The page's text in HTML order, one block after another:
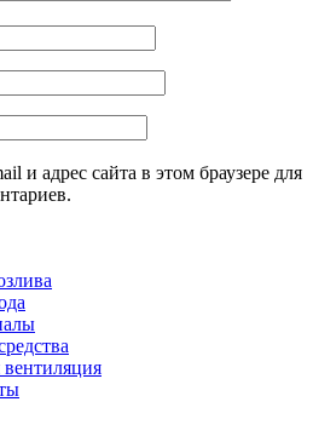
и адрес сайта в этом браузере для